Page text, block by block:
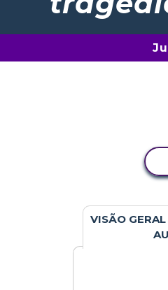
VISÃO